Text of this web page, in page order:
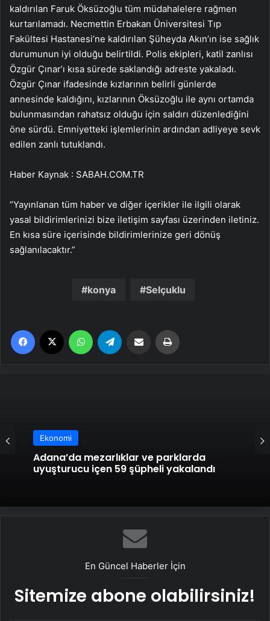
kaldırılan Faruk Öksüzoğlu tüm müdahalelere rağmen
kurtarılamadı. Necmettin Erbakan Üniversitesi Tıp
Fakültesi Hastanesi’ne kaldırılan Şüheyda Akın’ın ise sağlık
durumunun iyi olduğu belirtildi. Polis ekipleri, katil zanlısı
Özgür Çınar’ı kısa sürede saklandığı adreste yakaladı.
Özgür Çınar ifadesinde kızlarının belirli günlerde
annesinde kaldığını, kızlarının Öksüzoğlu ile aynı ortamda
bulunmasından rahatsız olduğu için saldırı düzenlediğini
öne sürdü. Emniyetteki işlemlerinin ardından adliyeye sevk
edilen zanlı tutuklandı.
Haber Kaynak : SABAH.COM.TR
“Yayınlanan tüm haber ve diğer içerikler ile ilgili olarak
yasal bildirimlerinizi bize iletişim sayfası üzerinden iletiniz.
En kısa süre içerisinde bildirimlerinize geri dönüş
sağlanılacaktır.”
konya Selçuklu
Facebook WhatsApp Email'den paylaş
Ekonomi
Adana’da mezarlıklar ve parklarda
uyuşturucu içen 59 şüpheli yakalandı
Ekonomi
Son dakika: Başakşehir’de sanayi
sitesinde yangın! Bölgeye çok sayıda
En Güncel Haberler İçin
Sitemize abone olabilirsiniz!